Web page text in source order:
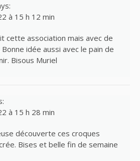
à 15 h 12 min
cette association mais avec de
idée aussi avec le pain de
Bisous Muriel
à 15 h 28 min
découverte ces croques
Bises et belle fin de semaine